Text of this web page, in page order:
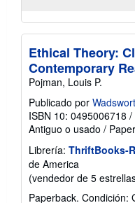
Ethical Theory:
Contemporary
Pojman, Louis P.
Publicado por
ISBN 10: 0495006718 /
Antiguo o usado /
Librería: ThriftBooks-
de America
(vendedor de 5
Paperback. Condición: